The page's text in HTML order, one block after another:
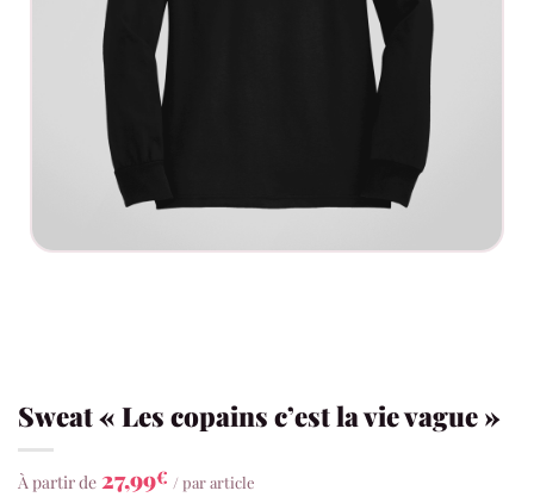
Sweat « Les copains c’est la vie vague »
À partir de 27,99€ / par article